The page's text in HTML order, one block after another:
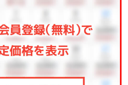
か、所定の現金をお預かりさせ
お預かり金はご滞在のお支払い
出発時にご返金申し上げます。
うお願い申し上げます。